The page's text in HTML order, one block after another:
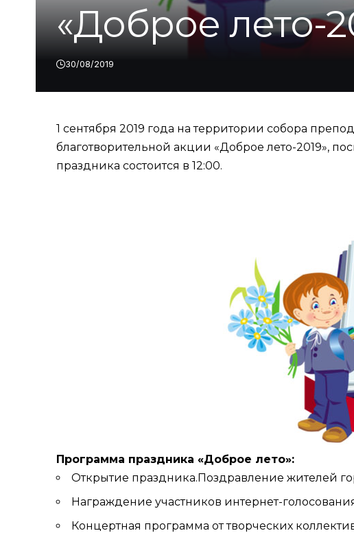
«Доброе лето-
30/08/2019
1 сентября 2019 года на территории собора
благотворительной акции «Доброе лето-2019»,
праздника состоится в 12:00.
Программа праздника «Доброе лето»:
Открытие праздника.Поздравление жителей
Награждение участников интернет-
Концертная программа от творческих